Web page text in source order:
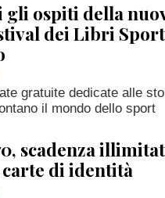
gli ospiti della
dei Libri
gratuite dedicate alle
il mondo dello sport
scadenza
di identità